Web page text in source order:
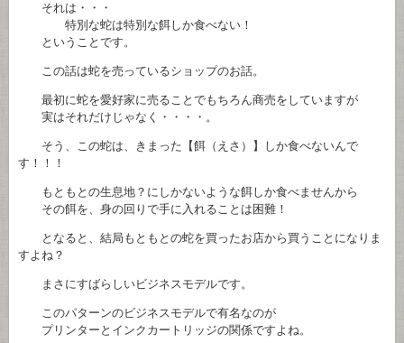
それは・・・
特別な蛇は特別な餌しか食べない！
ということです。
この話は蛇を売っているショップのお話。
最初に蛇を愛好家に売ることでもちろん商売をしていますが
実はそれだけじゃなく・・・・。
そう、この蛇は、きまった【餌（えさ）】しか食べないんで
す！！！
もともとの生息地？にしかないような餌しか食べませんから
その餌を、身の回りで手に入れることは困難！
となると、結局もともとの蛇を買ったお店から買うことになりま
すよね？
まさにすばらしいビジネスモデルです。
このパターンのビジネスモデルで有名なのが
プリンターとインクカートリッジの関係ですよね。